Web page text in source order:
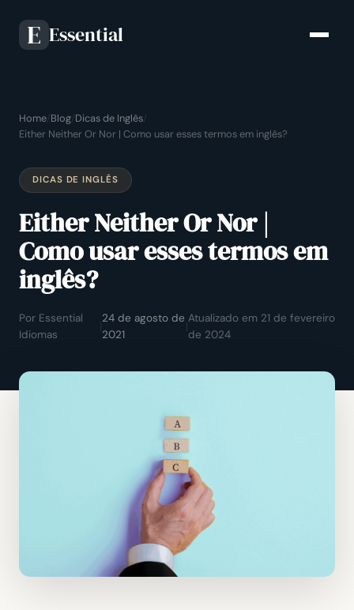
E Essential
Home Blog Dicas de Inglês
Either Neither Or Nor | Como usar esses termos em inglês?
DICAS DE INGLÊS
Either Neither Or Nor |
Como usar esses termos em
inglês?
Por Essential
Idiomas
|
24 de agosto de
2021
|
Atualizado em 21 de fevereiro
de 2024